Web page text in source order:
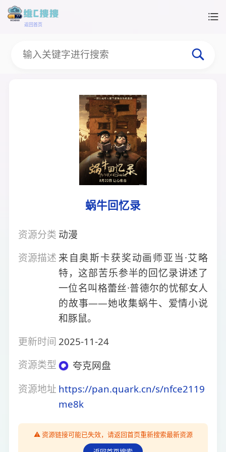
返回首页
蜗牛回忆录
资源分类 动漫
资源描述来自奥斯卡获奖动画师亚当·艾略
特，这部苦乐参半的回忆录讲述了
一位名叫格蕾丝·普德尔的忧郁女人
的故事——她收集蜗牛、爱情小说
和豚鼠。
更新时间 2025-11-24
资源类型
夸克网盘
资源地址 https://pan.quark.cn/s/nfce2119
me8k
⚠️ 资源链接可能已失效，请返回首页重新搜索最新资源